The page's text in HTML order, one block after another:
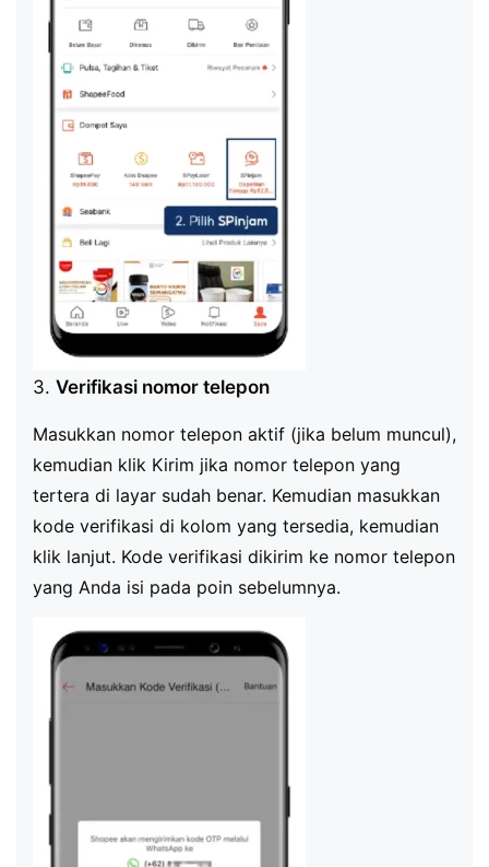
3. Verifikasi nomor telepon
Masukkan nomor telepon aktif (jika belum muncul),
kemudian klik Kirim jika nomor telepon yang
tertera di layar sudah benar. Kemudian masukkan
kode verifikasi di kolom yang tersedia, kemudian
klik lanjut. Kode verifikasi dikirim ke nomor telepon
yang Anda isi pada poin sebelumnya.